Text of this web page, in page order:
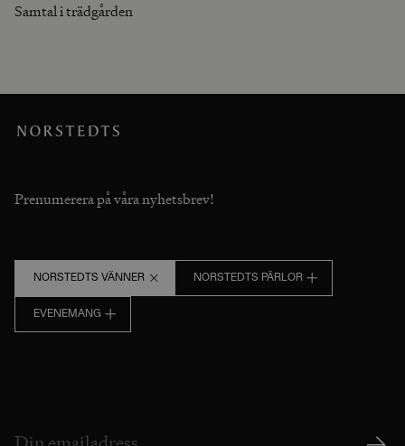
Samtal i trädgården
Prenumerera på våra nyhetsbrev!
NORSTEDTS VÄNNER NORSTEDTS PÄRLOR
EVENEMANG